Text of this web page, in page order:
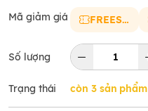
Mã giảm giá FREESHIP
Số lượng
Trạng thái còn 3 sản phẩm